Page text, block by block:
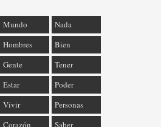
Mundo
Nada
Hombres
Bien
Gente
Tener
Estar
Poder
Vivir
Personas
Corazón Saber